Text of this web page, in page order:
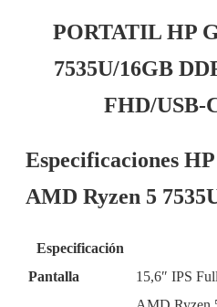
PORTATIL HP
7535U/16GB
FHD/USB-
Especificaciones
AMD Ryzen 5
Especificación
Pantalla
15,6″ IPS